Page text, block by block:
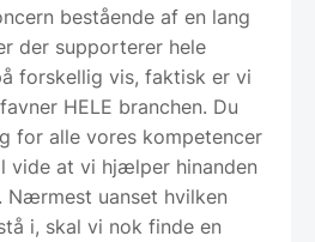
bestående af en lang
der supporterer hele
forskellig vis, faktisk er vi
HELE branchen. Du
for alle vores kompetencer
vide at vi hjælper hinanden
uanset hvilken
i, skal vi nok finde en